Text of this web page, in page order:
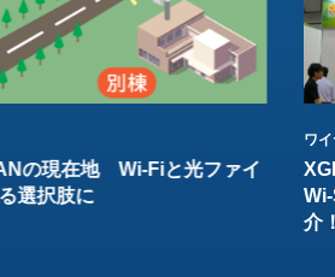
の現在地 Wi-Fiと光ファイ
選択肢に
ワ
介